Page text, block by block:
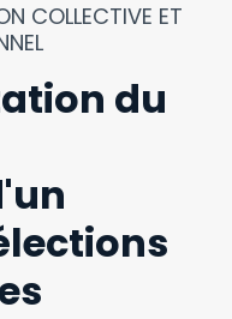
COLLECTIVE ET
du